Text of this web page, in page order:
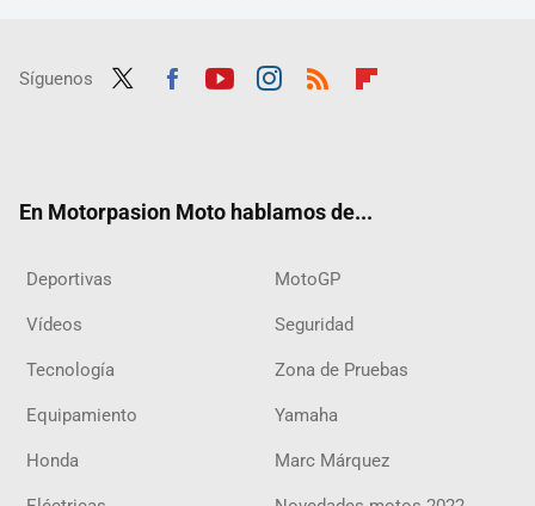
Síguenos
En Motorpasion Moto hablamos de...
Deportivas MotoGP
Vídeos Seguridad
Tecnología Zona de Pruebas
Equipamiento Yamaha
Honda Marc Márquez